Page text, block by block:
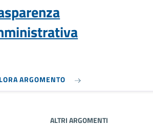
ARGOMENTO
ALTRI ARGOMENTI